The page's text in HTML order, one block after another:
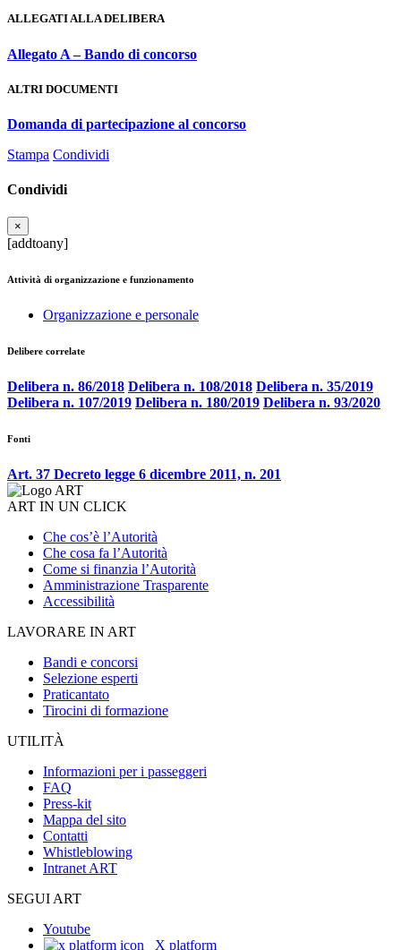
ALLEGATI ALLA DELIBERA
Allegato A – Bando di concorso
ALTRI DOCUMENTI
Domanda di partecipazione al concorso
Stampa Condividi
Condividi
×
[addtoany]
Attività di organizzazione e funzionamento
Organizzazione e personale
Delibere correlate
Delibera n. 86/2018 Delibera n. 108/2018 Delibera n. 35/2019
Delibera n. 107/2019 Delibera n. 180/2019 Delibera n. 93/2020
Fonti
Art. 37 Decreto legge 6 dicembre 2011, n. 201
ART IN UN CLICK
Che cos’è l’Autorità
Che cosa fa l’Autorità
Come si finanzia l’Autorità
Amministrazione Trasparente
Accessibilità
LAVORARE IN ART
Bandi e concorsi
Selezione esperti
Praticantato
Tirocini di formazione
UTILITÀ
Informazioni per i passeggeri
FAQ
Press-kit
Mappa del sito
Contatti
Whistleblowing
Intranet ART
SEGUI ART
Youtube
X platform